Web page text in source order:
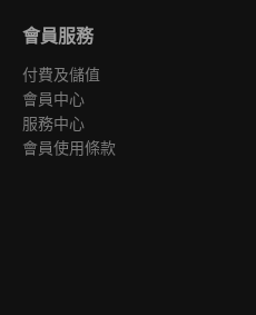
會員服務
付費及儲值
會員中心
服務中心
會員使用條款